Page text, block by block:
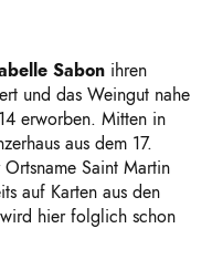
Sabon ihren
und das Weingut nahe
erworben. Mitten in
aus dem 17.
Ortsname Saint Martin
auf Karten aus den
hier folglich schon